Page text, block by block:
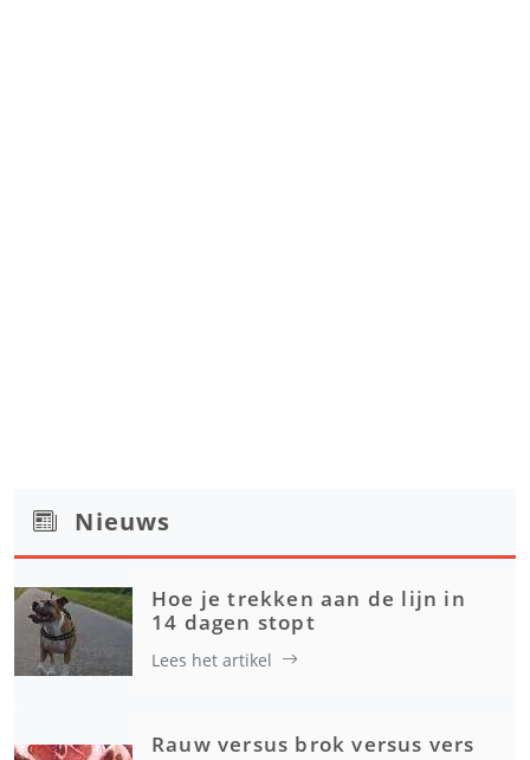
Nieuws
Hoe je trekken aan de lijn in
14 dagen stopt
Lees het artikel
Rauw versus brok versus vers